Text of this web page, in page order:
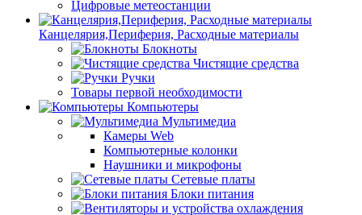
Цифровые метеостанции
Канцелярия,Периферия, Расходные материалы
Блокноты
Чистящие средства
Ручки
Товары первой необходимости
Компьютеры
Мультимедиа
Камеры Web
Компьютерные колонки
Наушники и микрофоны
Сетевые платы
Блоки питания